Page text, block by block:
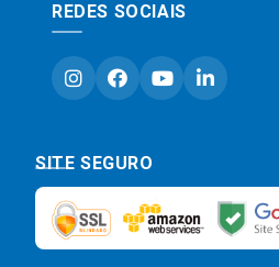
REDES SOCIAIS
SITE SEGURO